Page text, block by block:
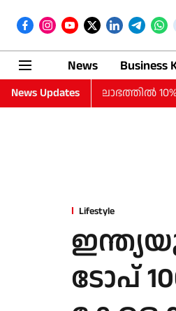
News Business
News Updates
ലാഭത്തില്‍ 10%
Lifestyle
ടോപ്